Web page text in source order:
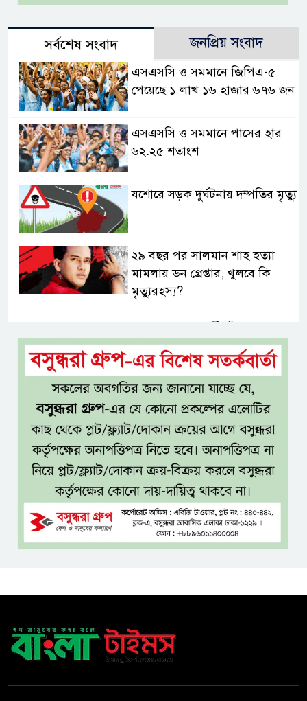
সর্বশেষ সংবাদ জনপ্রিয় সংবাদ
এসএসসি ও সমমানে জিপিএ-৫
পেয়েছে ১ লাখ ১৬ হাজার ৬৭৬ জন
এসএসসি ও সমমানে পাসের হার
৬২.২৫ শতাংশ
যশোরে সড়ক দুর্ঘটনায় দম্পতির মৃত্যু
২৯ বছর পর সালমান শাহ হত্যা
মামলায় ডন গ্রেপ্তার, খুলবে কি
মৃত্যুরহস্য?
যশোর-ঢাকা প্রভাতী ট্রেন চালুসহ
রেলওয়ে জংশন উন্নয়নের দাবিতে
স্মারকলিপি
জনগণের ভাগ্য নিয়ে কাউকে
ছিনিমিনি খেলতে দেওয়া হবে না:
প্রধানমন্ত্রী
শ্রীমঙ্গলে বর্ণাঢ্য আয়োজনে
আন্তর্জাতিক আদিবাসী দিবস পালিত
যশোরে ইন্টারন্যাশনাল পিস স্কুল
অ্যান্ড কলেজে বৃক্ষ বিতরণ কর্মসূচি
বিজয়ের মানসিকতা নিয়ে বহুদূর
দেশের ২৩তম রাষ্ট্রপতি হচ্ছেন মির্জা